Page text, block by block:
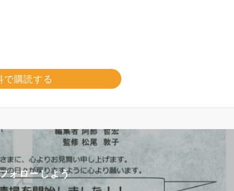
で購読する
ォローしよう